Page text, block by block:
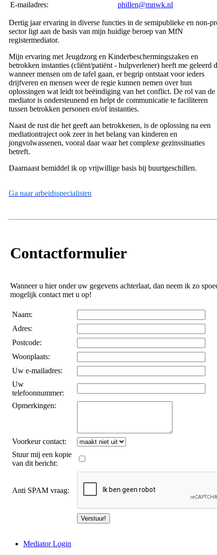
E-mailadres:
phillen@mnwk.nl
Dertig jaar ervaring in diverse functies in de semipublieke en non-
sector ligt aan de basis van mijn huidige beroep van MfN
registermediator.
Mijn ervaring met Jeugdzorg en Kinderbeschermingszaken en
betrokken instanties (cliënt/patiënt - hulpverlener) heeft me geleerd
wanneer mensen om de tafel gaan, er begrip ontstaat voor ieders
drijfveren en mensen weer de regie kunnen nemen over hun
oplossingen wat leidt tot beëindiging van het conflict. De rol van de
mediator is ondersteunend en helpt de communicatie te faciliteren
tussen betrokken personen en/of instanties.
Naast de rust die het geeft aan betrokkenen, is de oplossing na een
mediationtraject ook zeer in het belang van kinderen en
jongvolwassenen, vooral daar waar het complexe gezinssituaties
betreft.
Daarnaast bemiddel ik op vrijwillige basis bij buurtgeschillen.
Ga naar arbeidsspecialisten
Contactformulier
Wanneer u hier onder uw gegevens achterlaat, dan neem ik zo
mogelijk contact met u op!
Naam:
Adres:
Postcode:
Woonplaats:
Uw e-mailadres:
Uw
telefoonnummer:
Opmerkingen:
Voorkeur contact:
Stuur mij een kopie
van dit bericht:
Anti SPAM vraag:
Mediator Login